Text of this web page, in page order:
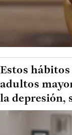
Estos
adultos
la depresión,